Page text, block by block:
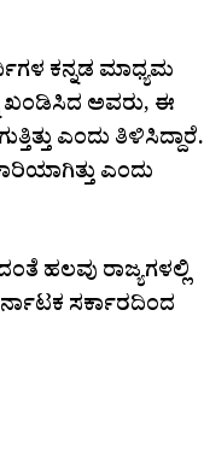
ಕನ್ನಡ ಮಾಧ್ಯಮ
ಖಂಡಿಸಿದ ಅವರು, ಈ
ಎಂದು ತಿಳಿಸಿದ್ದಾರೆ.
ಎಂದು
ಹಲವು ರಾಜ್ಯಗಳಲ್ಲಿ
ಸರ್ಕಾರದಿಂದ